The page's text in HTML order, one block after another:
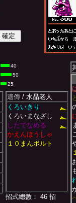
40
50
25
遺傳/ 水晶老人
くろいきり
くろいまなざし
したでなめる
かえんほうしゃ
１０まんボルト
招式總數： 46 招